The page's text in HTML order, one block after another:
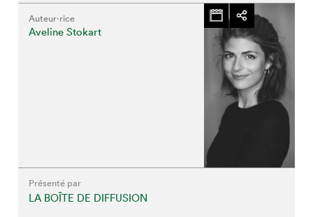
Auteur·rice
Aveline Stokart
Présenté par
LA BOÎTE DE DIFFUSION